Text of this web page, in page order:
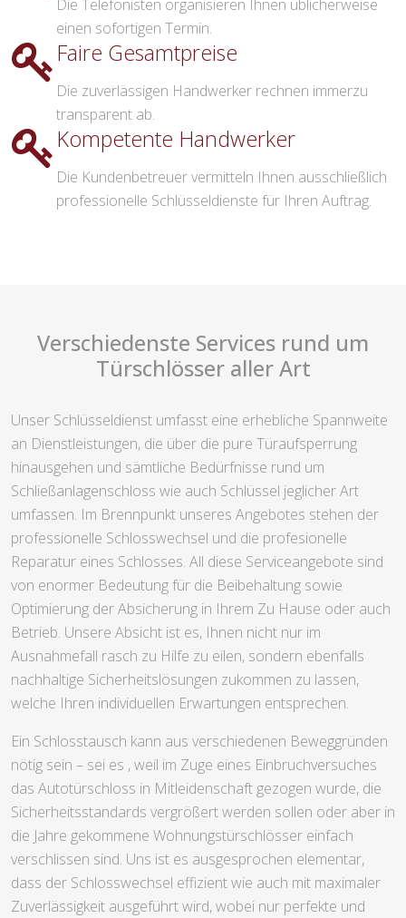
Die Telefonisten organisieren Ihnen üblicherweise
einen sofortigen Termin.
Faire Gesamtpreise
Die zuverlässigen Handwerker rechnen immerzu
transparent ab.
Kompetente Handwerker
Die Kundenbetreuer vermitteln Ihnen ausschließlich
professionelle Schlüsseldienste für Ihren Auftrag.
Verschiedenste Services rund um
Türschlösser aller Art
Unser Schlüsseldienst umfasst eine erhebliche Spannweite
an Dienstleistungen, die über die pure Türaufsperrung
hinausgehen und sämtliche Bedürfnisse rund um
Schließanlagenschloss wie auch Schlüssel jeglicher Art
umfassen. Im Brennpunkt unseres Angebotes stehen der
professionelle Schlosswechsel und die profesionelle
Reparatur eines Schlosses. All diese Serviceangebote sind
von enormer Bedeutung für die Beibehaltung sowie
Optimierung der Absicherung in Ihrem Zu Hause oder auch
Betrieb. Unsere Absicht ist es, Ihnen nicht nur im
Ausnahmefall rasch zu Hilfe zu eilen, sondern ebenfalls
nachhaltige Sicherheitslösungen zukommen zu lassen,
welche Ihren individuellen Erwartungen entsprechen.
Ein Schlosstausch kann aus verschiedenen Beweggründen
nötig sein – sei es , weil im Zuge eines Einbruchversuches
das Autotürschloss in Mitleidenschaft gezogen wurde, die
Sicherheitsstandards vergrößert werden sollen oder aber in
die Jahre gekommene Wohnungstürschlösser einfach
verschlissen sind. Uns ist es ausgesprochen elementar,
dass der Schlosswechsel effizient wie auch mit maximaler
Zuverlässigkeit ausgeführt wird, wobei nur perfekte und